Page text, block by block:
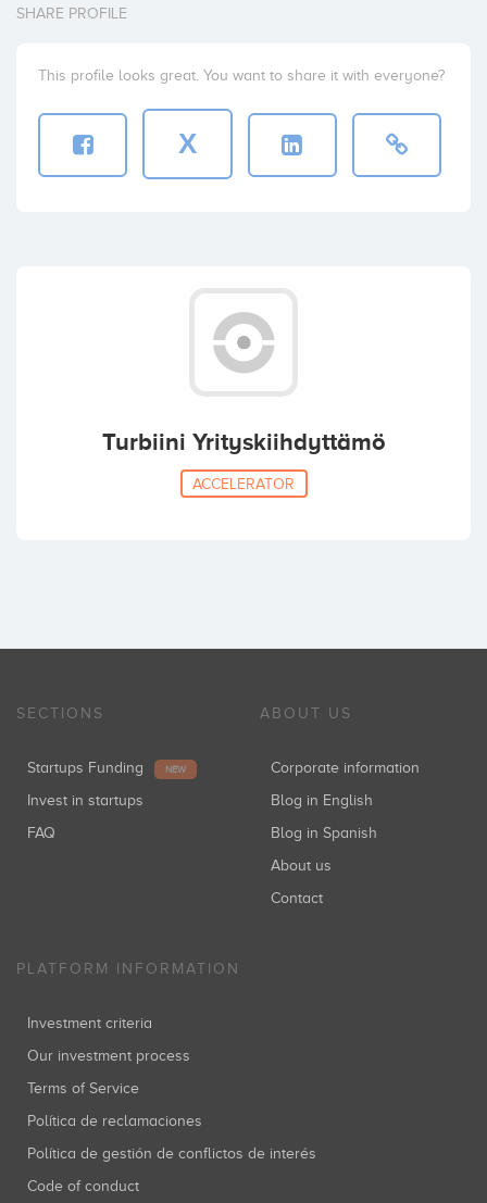
SHARE PROFILE
This profile looks great. You want to share it with everyone?
X
Turbiini Yrityskiihdyttämö
ACCELERATOR
SECTIONS
Startups Funding NEW
Invest in startups
FAQ
ABOUT US
Corporate information
Blog in English
Blog in Spanish
About us
Contact
PLATFORM INFORMATION
Investment criteria
Our investment process
Terms of Service
Política de reclamaciones
Política de gestión de conflictos de interés
Code of conduct